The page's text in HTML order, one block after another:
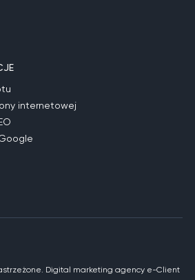
internetowej
Digital marketing agency e-Client